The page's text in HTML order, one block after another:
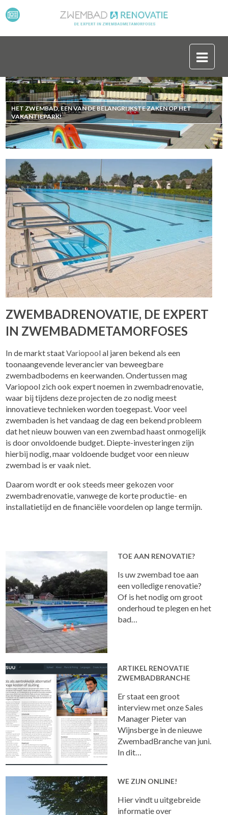
HET ZWEMBAD, EEN VAN DE BELANGRIJKSTE ZAKEN OP HET
VAKANTIEPARK!
ZWEMBADRENOVATIE, DE EXPERT
IN ZWEMBADMETAMORFOSES
In de markt staatVariopoolal jaren bekend als een
toonaangevende leverancier van beweegbare
zwembadbodems en keerwanden. Ondertussen mag
Variopool zich ook expert noemen in zwembadrenovatie,
waar bij tijdens deze projecten de zo nodig meest
innovatieve technieken worden toegepast. Voor veel
zwembaden is het vandaag de dag een bekend probleem
dat het nieuw bouwen van een zwembad haast onmogelijk
is door onvoldoende budget. Diepte-investeringen zijn
hierbij nodig, maar voldoende budget voor een nieuw
zwembad is er vaak niet.
Daarom wordt er ook steeds meer gekozen voor
zwembadrenovatie, vanwege de korte productie- en
installatietijd en de financiële voordelen op lange termijn.
TOE AAN RENOVATIE?
Is uw zwembad toe aan
een volledige renovatie?
Of is het nodig om groot
onderhoud te plegen en het
bad…
ARTIKEL RENOVATIE
ZWEMBADBRANCHE
Er staat een groot
interview met onze Sales
Manager Pieter van
Wijnsberge in de nieuwe
ZwembadBranche van juni.
In dit…
WE ZIJN ONLINE!
Hier vindt u uitgebreide
informatie over